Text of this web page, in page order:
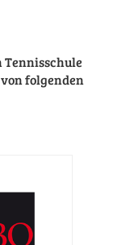
folgenden